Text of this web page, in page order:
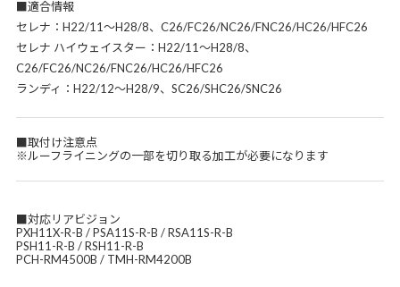
■適合情報
セレナ：H22/11～H28/8、C26/FC26/NC26/FNC26/HC26/HFC26
セレナ ハイウェイスター：H22/11～H28/8、
C26/FC26/NC26/FNC26/HC26/HFC26
ランディ：H22/12～H28/9、SC26/SHC26/SNC26
■取付け注意点
※ルーフライニングの一部を切り取る加工が必要になります
■対応リアビジョン
PXH11X-R-B / PSA11S-R-B / RSA11S-R-B
PSH11-R-B / RSH11-R-B
PCH-RM4500B / TMH-RM4200B